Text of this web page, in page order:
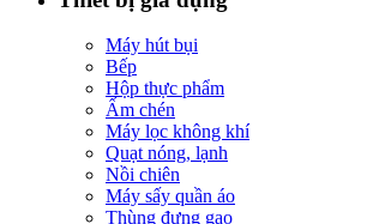
Máy hút bụi
Bếp
Hộp thực phẩm
Ấm chén
Máy lọc không khí
Quạt nóng, lạnh
Nồi chiên
Máy sấy quần áo
Thùng đựng gạo